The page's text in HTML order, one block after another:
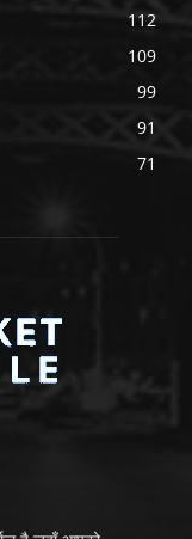
112
109
99
91
71